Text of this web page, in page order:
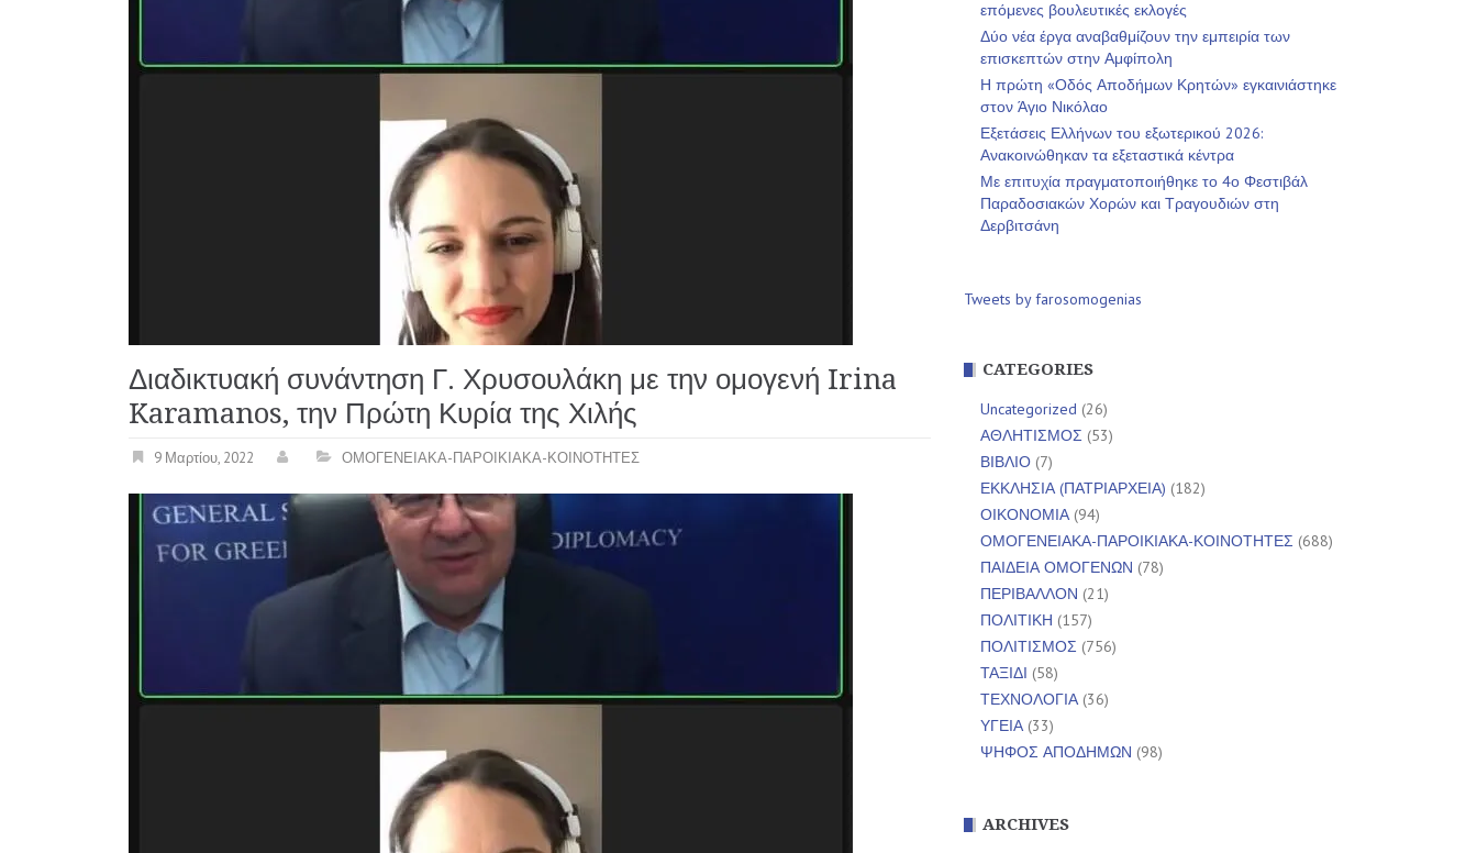
Διαδικτυακή συνάντηση Γ. Χρυσουλάκη με την ομογενή Irina
Karamanos, την Πρώτη Κυρία της Χιλής
9 Μαρτίου, 2022 ΟΜΟΓΕΝΕΙΑΚΑ-ΠΑΡΟΙΚΙΑΚΑ-ΚΟΙΝΟΤΗΤΕΣ
επόμενες βουλευτικές εκλογές
Δύο νέα έργα αναβαθμίζουν την εμπειρία των
επισκεπτών στην Αμφίπολη
Η πρώτη «Οδός Αποδήμων Κρητών» εγκαινιάστηκε
στον Άγιο Νικόλαο
Εξετάσεις Ελλήνων του εξωτερικού 2026:
Ανακοινώθηκαν τα εξεταστικά κέντρα
Με επιτυχία πραγματοποιήθηκε το 4ο Φεστιβάλ
Παραδοσιακών Χορών και Τραγουδιών στη
Δερβιτσάνη
Tweets by farosomogenias
CATEGORIES
Uncategorized (26)
ΑΘΛΗΤΙΣΜΟΣ (53)
ΒΙΒΛΙΟ (7)
ΕΚΚΛΗΣΙΑ (ΠΑΤΡΙΑΡΧΕΙΑ) (182)
ΟΙΚΟΝΟΜΙΑ(94)
ΟΜΟΓΕΝΕΙΑΚΑ-ΠΑΡΟΙΚΙΑΚΑ-ΚΟΙΝΟΤΗΤΕΣ (688)
ΠΑΙΔΕΙΑ ΟΜΟΓΕΝΩΝ (78)
ΠΕΡΙΒΑΛΛΟΝ (21)
ΠΟΛΙΤΙΚΗ (157)
ΠΟΛΙΤΙΣΜΟΣ (756)
ΤΑΞΙΔΙ (58)
ΤΕΧΝΟΛΟΓΙΑ(36)
ΥΓΕΙΑ(33)
ΨΗΦΟΣ ΑΠΟΔΗΜΩΝ (98)
ARCHIVES